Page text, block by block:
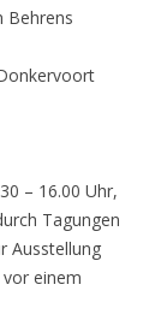
Behrens
– 16.00 Uhr,
Tagungen
Ausstellung
einem